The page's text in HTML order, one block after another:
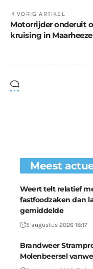
VORIG ARTIKEL
Motorrijder onderuit
kruising in Maarheeze
Meest
Weert telt relatief
fastfoodzaken dan
gemiddelde
5 augustus 2026 18:17
Brandweer
Molenbeersel